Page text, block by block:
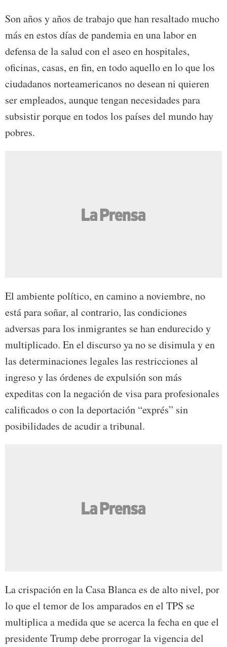
Son años y años de trabajo que han resaltado mucho
más en estos días de pandemia en una labor en
defensa de la salud con el aseo en hospitales,
oficinas, casas, en fin, en todo aquello en lo que los
ciudadanos norteamericanos no desean ni quieren
ser empleados, aunque tengan necesidades para
subsistir porque en todos los países del mundo hay
pobres.
El ambiente político, en camino a noviembre, no
está para soñar, al contrario, las condiciones
adversas para los inmigrantes se han endurecido y
multiplicado. En el discurso ya no se disimula y en
las determinaciones legales las restricciones al
ingreso y las órdenes de expulsión son más
expeditas con la negación de visa para profesionales
calificados o con la deportación “exprés” sin
posibilidades de acudir a tribunal.
La crispación en la Casa Blanca es de alto nivel, por
lo que el temor de los amparados en el TPS se
multiplica a medida que se acerca la fecha en que el
presidente Trump debe prorrogar la vigencia del